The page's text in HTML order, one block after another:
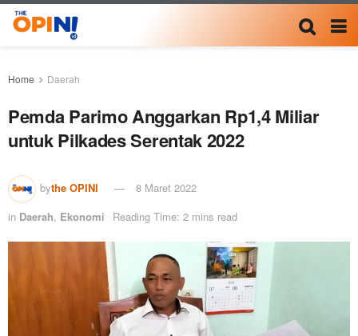
Home Daerah
Pemda Parimo Anggarkan Rp1,4 Miliar
untuk Pilkades Serentak 2022
bythe OPINI
8 Maret 2022
in Daerah, Ekonomi Reading Time: 2 mins read